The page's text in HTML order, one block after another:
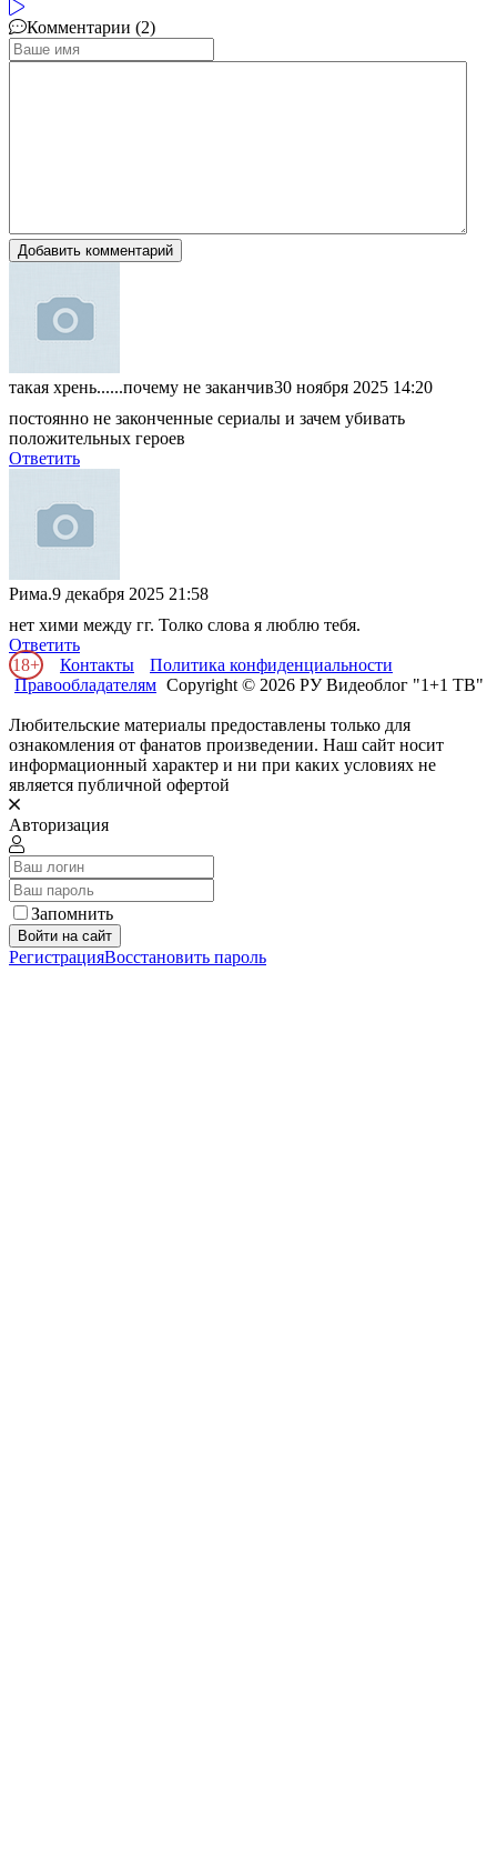
Комментарии (2)
Добавить комментарий
такая хрень......почему не заканчив30 ноября 2025 14:20
постоянно не законченные сериалы и зачем убивать
положительных героев
Ответить
Рима.9 декабря 2025 21:58
нет хими между гг. Толко слова я люблю тебя.
Ответить
18+
Контакты
Политика конфиденциальности
Правообладателям Copyright © 2026 РУ Видеоблог "1+1 ТВ"
Любительские материалы предоставлены только для
ознакомления от фанатов произведении. Наш сайт носит
информационный характер и ни при каких условиях не
является публичной офертой
Авторизация
Запомнить
Войти на сайт
РегистрацияВосстановить пароль